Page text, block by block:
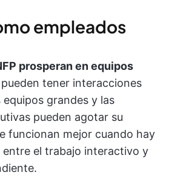
empleados
prosperan en equipos
tener interacciones
grandes y las
pueden agotar su
funcionan mejor cuando hay
entre el trabajo interactivo y